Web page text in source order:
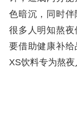
色暗沉，同时伴
很多人明知熬
要借助健康补给
XS饮料专为熬夜